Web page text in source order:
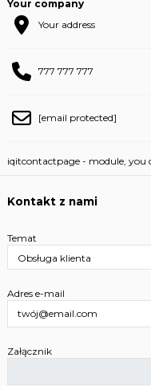
Your company
Your address
777 777 777
[email protected]
iqitcontactpage - module,
Kontakt z nami
Temat
Adres e-mail
Załącznik